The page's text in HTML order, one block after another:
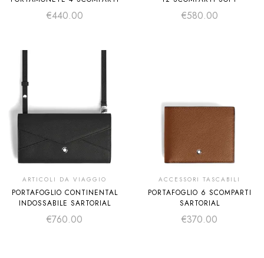
€440.00 €580.00
ARTICOLI DA VIAGGIO
PORTAFOGLIO CONTINENTAL
INDOSSABILE SARTORIAL
€760.00
ACCESSORI TASCABILI
PORTAFOGLIO 6 SCOMPARTI
SARTORIAL
€370.00